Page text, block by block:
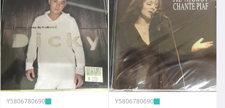
Y5806780690 Y5806780690